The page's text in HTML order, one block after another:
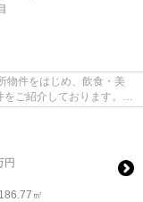
物件をはじめ、飲食・美
ご紹介しております。
円
㎡